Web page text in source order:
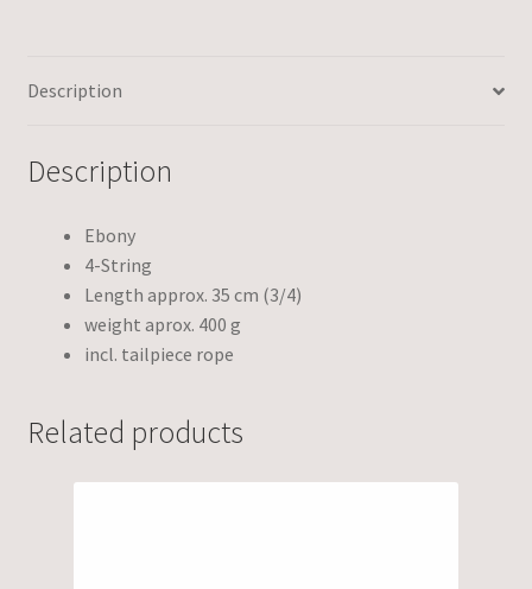
Description
Description
Ebony
4-String
Length approx. 35 cm (3/4)
weight aprox. 400 g
incl. tailpiece rope
Related products